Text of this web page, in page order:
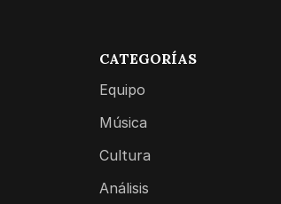
CATEGORÍAS
Equipo
Música
Cultura
Análisis